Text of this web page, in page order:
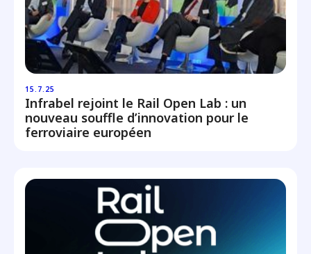
15.7.25
Infrabel rejoint le Rail Open Lab : un
nouveau souffle d’innovation pour le
ferroviaire européen